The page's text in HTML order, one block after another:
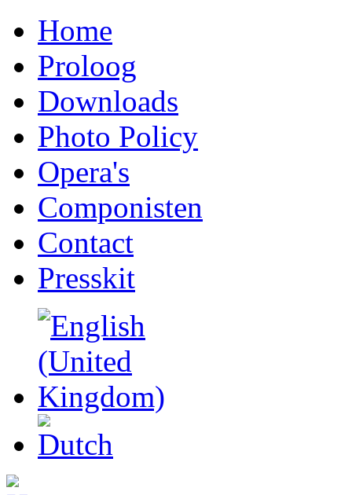
Home
Proloog
Downloads
Photo Policy
Opera's
Componisten
Contact
Presskit